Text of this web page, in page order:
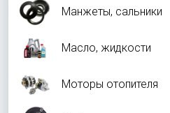
Манжеты, сальники
Масло, жидкости
Моторы отопителя